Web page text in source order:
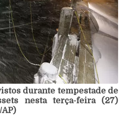
durante tempestade de
nesta terça-feira (27)